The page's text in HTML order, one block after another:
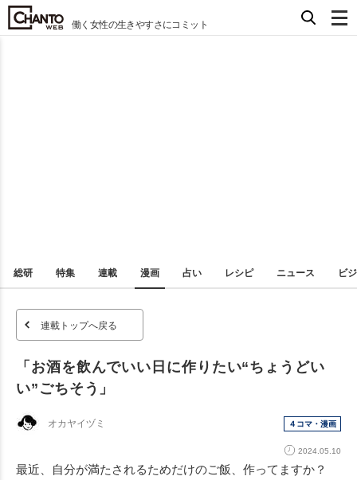
働く女性の生きやすさにコミット
総研 特集 連載 漫画 占い レシピ ニュース ビ
連載トップへ戻る
「お酒を飲んでいい日に作りたい“ちょうどい
い”ごちそう」
オカヤイヅミ ４コマ・漫画
2024.05.10
最近、自分が満たされるためだけのご飯、作ってますか？